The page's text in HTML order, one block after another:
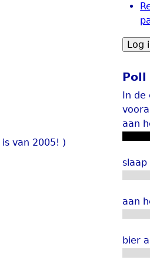
is van 2005! )
Poll
In de
aan
slaap
aan
bier